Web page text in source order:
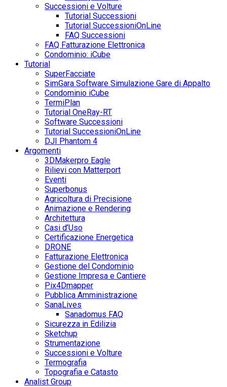
Successioni e Volture
Tutorial Successioni
Tutorial SuccessioniOnLine
FAQ Successioni
FAQ Fatturazione Elettronica
Condominio: iCube
Tutorial
SuperFacciate
SimGara Software Simulazione Gare di Appalto
Condominio iCube
TermiPlan
Tutorial OneRay-RT
Software Successioni
Tutorial SuccessioniOnLine
DJI Phantom 4
Argomenti
3DMakerpro Eagle
Rilievi con Matterport
Eventi
Superbonus
Agricoltura di Precisione
Animazione e Rendering
Architettura
Casi d’Uso
Certificazione Energetica
DRONE
Fatturazione Elettronica
Gestione del Condominio
Gestione Impresa e Cantiere
Pix4Dmapper
Pubblica Amministrazione
SanaLives
Sanadomus FAQ
Sicurezza in Edilizia
Sketchup
Strumentazione
Successioni e Volture
Termografia
Topografia e Catasto
Analist Group